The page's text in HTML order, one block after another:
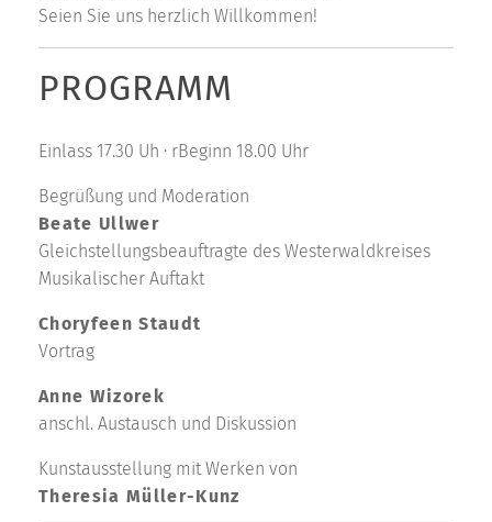
Seien Sie uns herzlich Willkommen!
PROGRAMM
Einlass 17.30 Uh · rBeginn 18.00 Uhr
Begrüßung und Moderation
Beate Ullwer
Gleichstellungsbeauftragte des Westerwaldkreises
Musikalischer Auftakt
Choryfeen Staudt
Vortrag
Anne Wizorek
anschl. Austausch und Diskussion
Kunstausstellung mit Werken von
Theresia Müller-Kunz